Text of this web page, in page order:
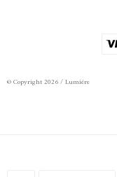
© Copyright 2026 / Lumiére